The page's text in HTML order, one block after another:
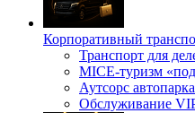
Корпоративный
Транспорт для
MICE-туризм
Аутсорс автопарка
Обслуживание